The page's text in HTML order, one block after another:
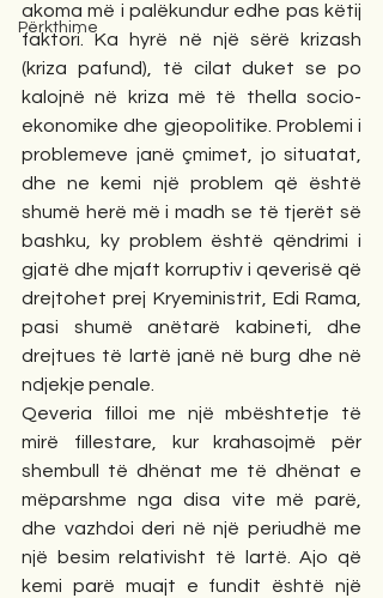
Përkthime
akoma më i palëkundur edhe pas këtij
faktori. Ka hyrë në një sërë krizash
(kriza pafund), të cilat duket se po
kalojnë në kriza më të thella socio-
ekonomike dhe gjeopolitike. Problemi i
problemeve janë çmimet, jo situatat,
dhe ne kemi një problem që është
shumë herë më i madh se të tjerët së
bashku, ky problem është qëndrimi i
gjatë dhe mjaft korruptiv i qeverisë që
drejtohet prej Kryeministrit, Edi Rama,
pasi shumë anëtarë kabineti, dhe
drejtues të lartë janë në burg dhe në
ndjekje penale.
Qeveria filloi me një mbështetje të
mirë fillestare, kur krahasojmë për
shembull të dhënat me të dhënat e
mëparshme nga disa vite më parë,
dhe vazhdoi deri në një periudhë me
një besim relativisht të lartë. Ajo që
kemi parë muajt e fundit është një